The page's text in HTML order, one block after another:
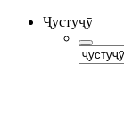
Ҷустуҷӯ